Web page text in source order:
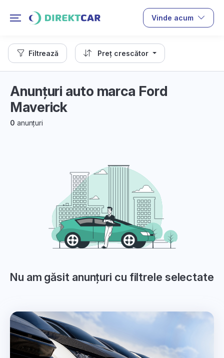
Vinde acum
Filtrează Preț crescător
Anunțuri auto marca Ford
Maverick
0 anunțuri
Nu am găsit anunțuri cu filtrele selectate